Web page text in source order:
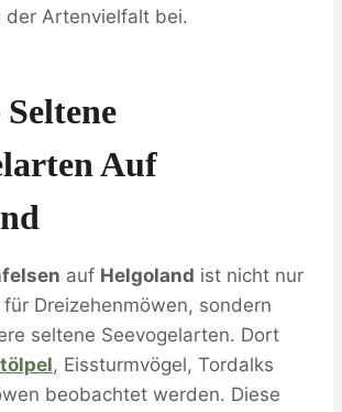
der Artenvielfalt bei.
Auf
auf Helgoland ist nicht nur
Dreizehenmöwen, sondern
seltene Seevogelarten. Dort
, Eissturmvögel, Tordalks
beobachtet werden. Diese